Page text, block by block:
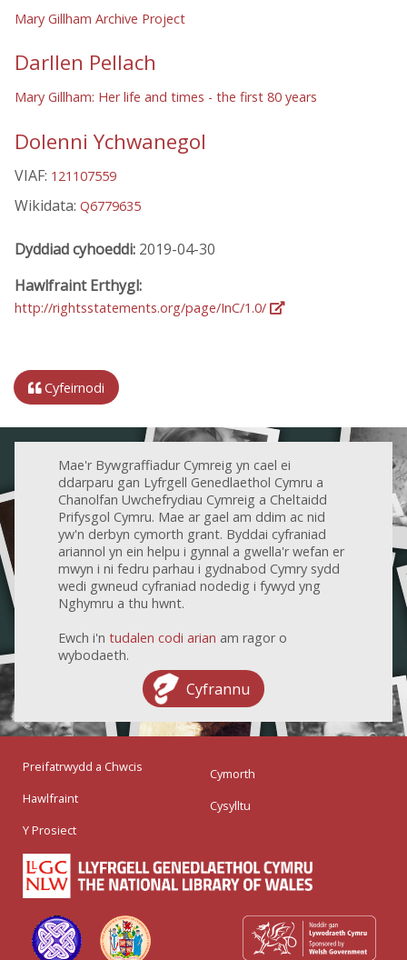
Mary Gillham Archive Project
Darllen Pellach
Mary Gillham: Her life and times - the first 80 years
Dolenni Ychwanegol
VIAF: 121107559
Wikidata: Q6779635
Dyddiad cyhoeddi: 2019-04-30
Hawlfraint Erthygl:
http://rightsstatements.org/page/InC/1.0/
Cyfeirnodi
Mae'r Bywgraffiadur Cymreig yn cael ei
ddarparu gan Lyfrgell Genedlaethol Cymru a
Chanolfan Uwchefrydiau Cymreig a Cheltaidd
Prifysgol Cymru. Mae ar gael am ddim ac nid
yw'n derbyn cymorth grant. Byddai cyfraniad
ariannol yn ein helpu i gynnal a gwella'r wefan er
mwyn i ni fedru parhau i gydnabod Cymry sydd
wedi gwneud cyfraniad nodedig i fywyd yng
Nghymru a thu hwnt.
Ewch i'n tudalen codi arian am ragor o
wybodaeth.
Cyfrannu
Preifatrwydd a Chwcis
Hawlfraint
Y Prosiect
Cymorth
Cysylltu